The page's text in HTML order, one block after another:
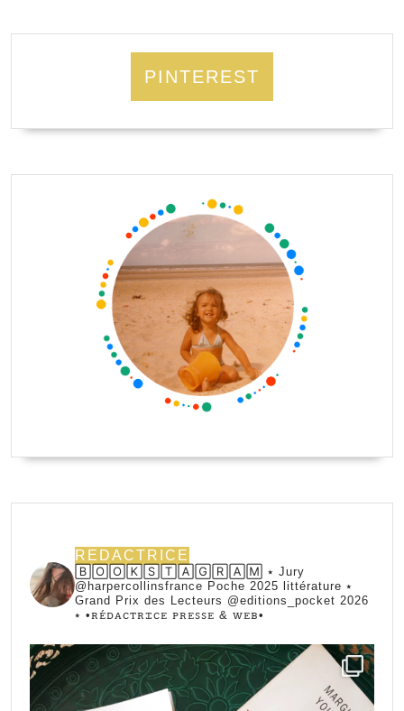
PINTEREST
REDACTRICE
🄱🄾🄾🄺🅂🅃🄰🄶🅁🄰🄼 ⭑ Jury
@harpercollinsfrance Poche 2025 littérature ⭑
Grand Prix des Lecteurs @editions_pocket 2026
⭑ •ꭱꭼ́ꭰꭺꮯꭲꭱꮖꮯꭼ ꮲꭱꭼꮪꮪꭼ & ꮃꭼᏼ•